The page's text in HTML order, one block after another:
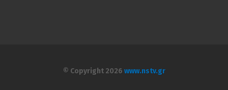
© Copyright 2026 www.nstv.gr